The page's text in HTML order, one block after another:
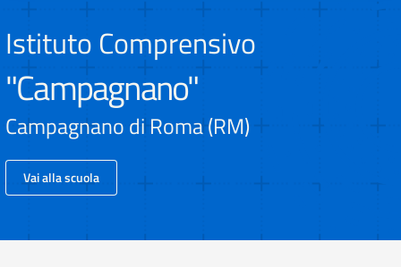
Istituto Comprensivo
"Campagnano"
Campagnano di Roma (RM)
Vai alla scuola